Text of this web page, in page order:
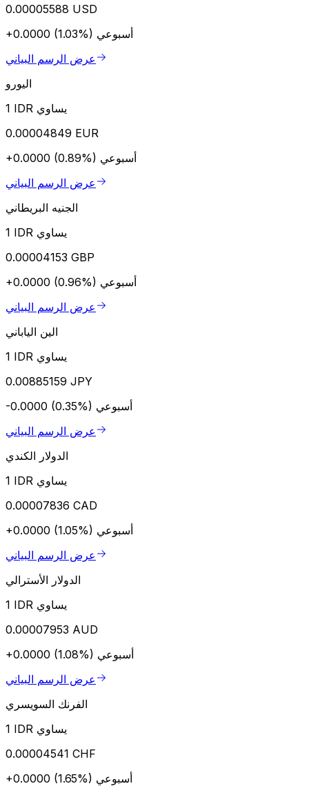
0.00005588 USD
+0.0000 (1.03%) أسبوعي
عرض الرسم البياني
اليورو
1 IDR يساوي
0.00004849 EUR
+0.0000 (0.89%) أسبوعي
عرض الرسم البياني
الجنيه البريطاني
1 IDR يساوي
0.00004153 GBP
+0.0000 (0.96%) أسبوعي
عرض الرسم البياني
الين الياباني
1 IDR يساوي
0.00885159 JPY
-0.0000 (0.35%) أسبوعي
عرض الرسم البياني
الدولار الكندي
1 IDR يساوي
0.00007836 CAD
+0.0000 (1.05%) أسبوعي
عرض الرسم البياني
الدولار الأسترالي
1 IDR يساوي
0.00007953 AUD
+0.0000 (1.08%) أسبوعي
عرض الرسم البياني
الفرنك السويسري
1 IDR يساوي
0.00004541 CHF
+0.0000 (1.65%) أسبوعي